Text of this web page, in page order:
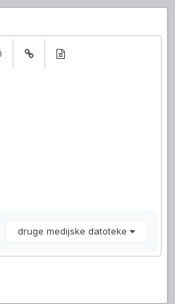
druge medijske datoteke